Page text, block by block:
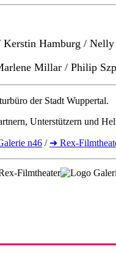
Hamburg /
Millar / Philip
der Stadt Wuppertal.
Unterstützern und
n46 / ➜ Rex-